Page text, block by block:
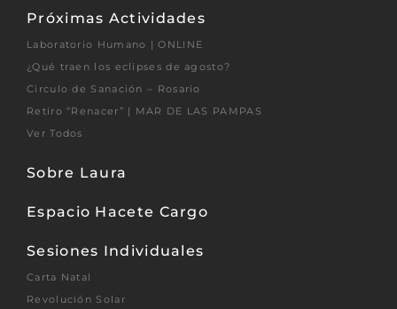
Próximas Actividades
Laboratorio Humano | ONLINE
¿Qué traen los eclipses de agosto?
Circulo de Sanación – Rosario
Retiro “Renacer” | MAR DE LAS PAMPAS
Ver Todos
Sobre Laura
Espacio Hacete Cargo
Sesiones Individuales
Carta Natal
Revolución Solar